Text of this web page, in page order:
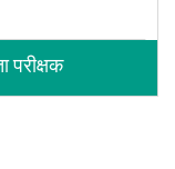
परीक्षक